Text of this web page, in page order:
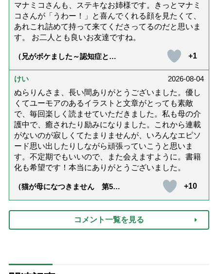
マナミコさんも、ステキなお姉様です。きっとマナミ
コさんが「うわー！」と喜んでくれる顔を見たくて、
あれこれ詰めて持って来てくださってるのだと思いま
す。 お二人とも良いお友達ですね。
（兄がボケました～認知症と介
達』が届きました」）
+1
けい
2026-08-04
ぬらりんさま、長い間ありがとうございました。優し
くてユーモアのあるイラストと文章がとっても素敵
で、毎回楽しく読ませていただきました。私も母の介
護中で、癒されたり励みになりました。これから連載
がないのが寂しくてたまりませんが、いろんなエピソ
ード思い出したりしながら頑張っていこうと思いま
す。不定期でもいいので、また会えますように。書籍
化も希望です！本当にありがとうございました。
（猫が母になつきません 第500
+10
コメント一覧を見る